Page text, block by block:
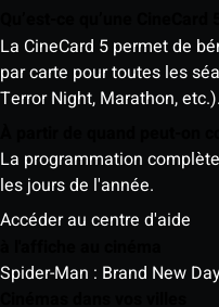
La CineCard 5 permet de
par carte pour toutes les
Terror Night, Marathon, etc.).
La programmation
les jours de l'année.
Accéder au centre d'aide
Spider-Man : Brand New